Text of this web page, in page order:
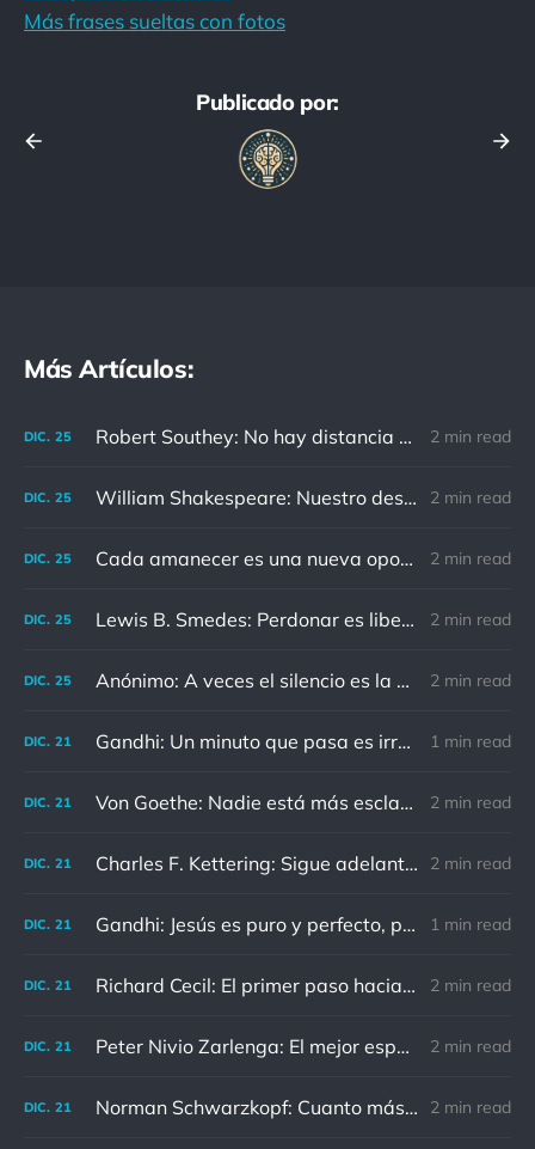
Más frases sueltas con fotos
Publicado por:
Más Artículos:
DIC. 25 Robert Southey: No hay distancia o tiempo que pueda disminuir la amistad de aquellos que están completamente convencidos del valor del otro 2 min read
DIC. 25 William Shakespeare: Nuestro destino está en las estrellas, así que levantemos nuestros ojos al cielo 2 min read
DIC. 25 Cada amanecer es una nueva oportunidad 2 min read
DIC. 25 Lewis B. Smedes: Perdonar es liberar a un prisionero y descubrir que el prisionero eras tú 2 min read
DIC. 25 Anónimo: A veces el silencio es la mejor respuesta 2 min read
DIC. 21 Gandhi: Un minuto que pasa es irrecuperable. Conociendo esto, ¿cómo podemos malgastar tantas horas? 1 min read
DIC. 21 Von Goethe: Nadie está más esclavizado que aquellos que falsamente creen que son libres. 2 min read
DIC. 21 Charles F. Kettering: Sigue adelante, y es probable que tropieces con algo, tal vez cuando menos lo esperes. Nunca he escuchado hablar de alguien algu 2 min read
DIC. 21 Gandhi: Jesús es puro y perfecto, pero vosotros los cristianos no sois como él. 1 min read
DIC. 21 Richard Cecil: El primer paso hacia el conocimiento es saber que somos ignorantes. 2 min read
DIC. 21 Peter Nivio Zarlenga: El mejor espejo es un viejo amigo. 2 min read
DIC. 21 Norman Schwarzkopf: Cuanto más sudes por la paz, menos sangras por la guerra. 2 min read